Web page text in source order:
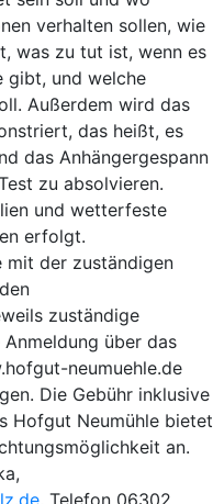
verhalten sollen, wie
was zu tut ist, wenn es
gibt, und welche
Außerdem wird das
das heißt, es
das Anhängergespann
zu absolvieren.
und wetterfeste
erfolgt.
mit der zuständigen
zuständige
über das
neumuehle.de
Die Gebühr inklusive
Hofgut Neumühle bietet
an.
, Telefon 06302